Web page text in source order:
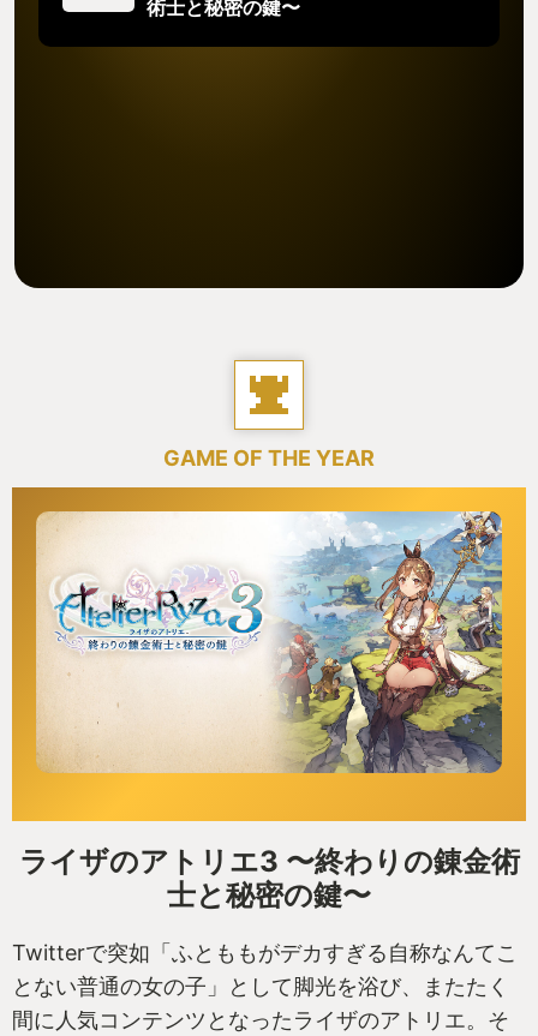
術士と秘密の鍵〜
GAME OF THE YEAR
ライザのアトリエ3 〜終わりの錬金術
士と秘密の鍵〜
Twitterで突如「ふとももがデカすぎる自称なんてこ
とない普通の女の子」として脚光を浴び、またたく
間に人気コンテンツとなったライザのアトリエ。そ